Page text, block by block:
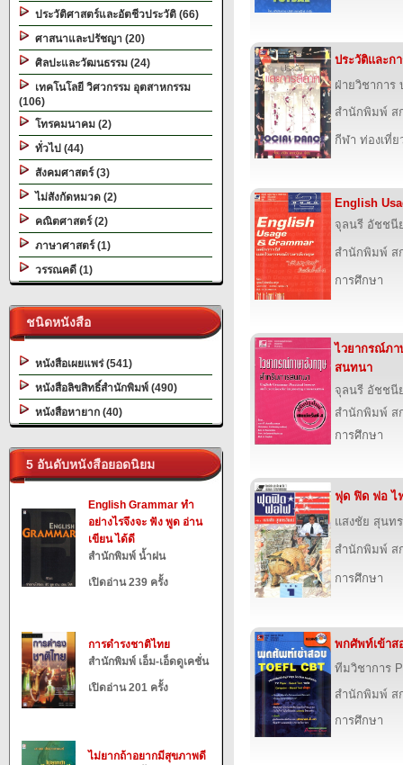
ประวัติศาสตร์และอัตชีวประวัติ (66)
ศาสนาและปรัชญา (20)
ศิลปะและวัฒนธรรม (24)
เทคโนโลยี วิศวกรรม อุตสาหกรรม
(106)
โทรคมนาคม (2)
ทั่วไป (44)
สังคมศาสตร์ (3)
ไม่สังกัดหมวด (2)
คณิตศาสตร์ (2)
ภาษาศาสตร์ (1)
วรรณคดี (1)
ชนิดหนังสือ
หนังสือเผยแพร่ (541)
หนังสือลิขสิทธิ์สำนักพิมพ์ (490)
หนังสือหายาก (40)
5 อันดับหนังสือยอดนิยม
English Grammar ทำ
อย่างไรจึงจะ ฟัง พูด อ่าน
เขียน ได้ดี
สำนักพิมพ์ น้ำฝน
เปิดอ่าน 239 ครั้ง
การดำรงชาติไทย
สำนักพิมพ์ เอ็ม-เอ็ดดูเคชั่น
เปิดอ่าน 201 ครั้ง
ไม่ยากถ้าอยากมีสุขภาพดี
ประวัติและก
ฝ่ายวิชาการ
สำนักพิมพ์ ส
กีฬา ท่องเที่
English
จุลนรี อัชชนี
สำนักพิมพ์ ส
การศึกษา
ไวยากรณ์ภา
สนทนา
จุลนรี อัชชนี
สำนักพิมพ์ ส
การศึกษา
ฟุด ฟิด ฟอ ไ
แสงชัย สุนท
สำนักพิมพ์ ส
การศึกษา
พกศัพท์เข้าส
ทีมวิชาการ
สำนักพิมพ์ ส
การศึกษา